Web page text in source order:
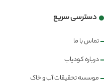
دسترسی سریع
تماس با ما
درباره کودیاب
موسسه تحقیقات آب و خاک